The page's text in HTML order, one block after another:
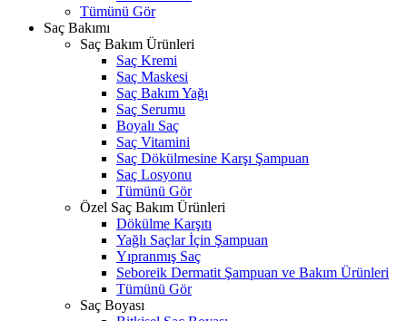
Tümünü Gör
Saç Bakımı
Saç Bakım Ürünleri
Saç Kremi
Saç Maskesi
Saç Bakım Yağı
Saç Serumu
Boyalı Saç
Saç Vitamini
Saç Dökülmesine Karşı Şampuan
Saç Losyonu
Tümünü Gör
Özel Saç Bakım Ürünleri
Dökülme Karşıtı
Yağlı Saçlar İçin Şampuan
Yıpranmış Saç
Seboreik Dermatit Şampuan ve Bakım Ürünleri
Tümünü Gör
Saç Boyası